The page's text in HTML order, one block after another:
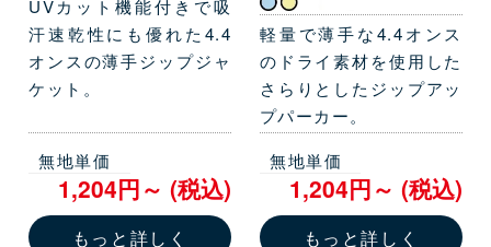
UVカット機能付きで吸
汗速乾性にも優れた4.4
オンスの薄手ジップジャ
ケット。
無地単価
1,204円～ (税込)
もっと詳しく
軽量で薄手な4.4オンス
のドライ素材を使用した
さらりとしたジップアッ
プパーカー。
無地単価
1,204円～ (税込)
もっと詳しく